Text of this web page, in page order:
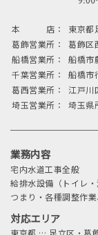
本 店：
東京都
葛飾営業所：
葛飾区
船橋営業所：
船橋市
千葉営業所：
船橋市
葛西営業所：
江戸川
埼玉営業所：
埼玉県
業務内容
宅内水道工事全般
給排水設備（トイレ
つまり・各種調整作
対応エリア
東京都 … 足立区・葛